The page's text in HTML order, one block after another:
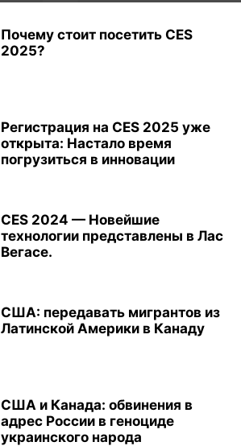
Почему стоит посетить CES
2025?
Регистрация на CES 2025 уже
открыта: Настало время
погрузиться в инновации
CES 2024 — Новейшие
технологии представлены в Лас
Вегасе.
США: передавать мигрантов из
Латинской Америки в Канаду
США и Канада: обвинения в
адрес России в геноциде
украинского народа